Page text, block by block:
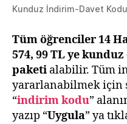
Kunduz İndirim-Davet Kodu
Tüm öğrenciler 14
574, 99 TL ye
paketi alabilir. Tüm
yararlanabilmek için
“indirim kodu”
yazıp “Uygula” ya